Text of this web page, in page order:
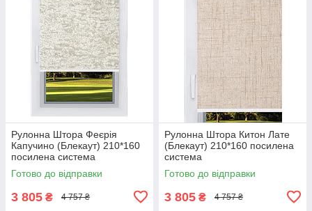
Рулонна Штора Феєрія
Капучино (Блекаут) 210*160
посилена система
Готово до відправки
3 805 ₴ 4 757 ₴
Рулонна Штора Китон Лате
(Блекаут) 210*160 посилена
система
Готово до відправки
3 805 ₴ 4 757 ₴